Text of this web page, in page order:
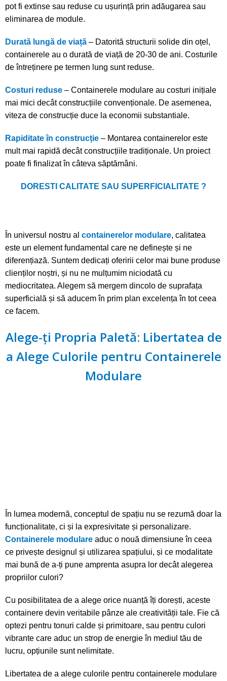
pot fi extinse sau reduse cu ușurință prin adăugarea sau
eliminarea de module.
Durată lungă de viață – Datorită structurii solide din oțel,
containerele au o durată de viață de 20-30 de ani. Costurile
de întreținere pe termen lung sunt reduse.
Costuri reduse – Containerele modulare au costuri inițiale
mai mici decât construcțiile convenționale. De asemenea,
viteza de construcție duce la economii substantiale.
Rapiditate în construcție – Montarea containerelor este
mult mai rapidă decât construcțiile tradiționale. Un proiect
poate fi finalizat în câteva săptămâni.
DORESTI CALITATE SAU SUPERFICIALITATE ?
În universul nostru al containerelor modulare, calitatea
este un element fundamental care ne definește și ne
diferențiază. Suntem dedicați oferirii celor mai bune produse
clienților noștri, și nu ne mulțumim niciodată cu
mediocritatea. Alegem să mergem dincolo de suprafața
superficială și să aducem în prim plan excelența în tot ceea
ce facem.
Alege-ți Propria Paletă: Libertatea de
a Alege Culorile pentru Containerele
Modulare
În lumea modernă, conceptul de spațiu nu se rezumă doar la
funcționalitate, ci și la expresivitate și personalizare.
Containerele modulare aduc o nouă dimensiune în ceea
ce privește designul și utilizarea spațiului, și ce modalitate
mai bună de a-ți pune amprenta asupra lor decât alegerea
propriilor culori?
Cu posibilitatea de a alege orice nuanță îți dorești, aceste
containere devin veritabile pânze ale creativității tale. Fie că
optezi pentru tonuri calde și primitoare, sau pentru culori
vibrante care aduc un strop de energie în mediul tău de
lucru, opțiunile sunt nelimitate.
Libertatea de a alege culorile pentru containerele modulare